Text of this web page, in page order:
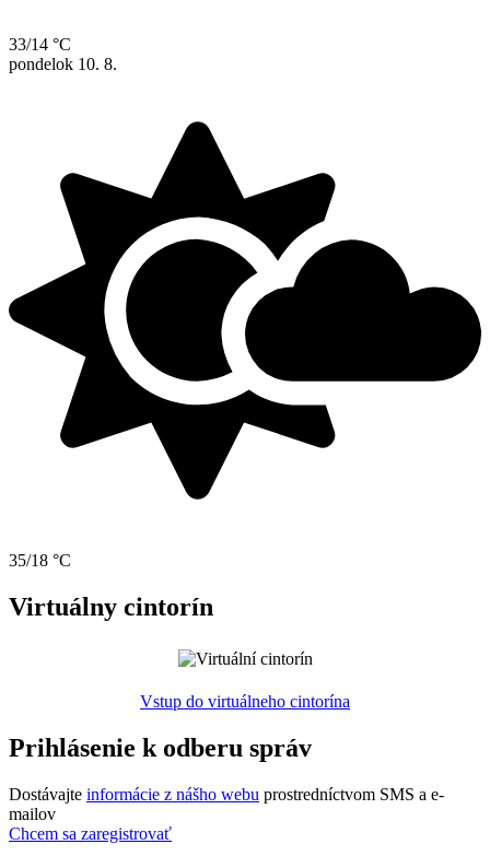
33/14 °C
pondelok 10. 8.
35/18 °C
Virtuálny cintorín
Vstup do virtuálneho cintorína
Prihlásenie k odberu správ
Dostávajte informácie z nášho webu prostredníctvom SMS a e-
mailov
Chcem sa zaregistrovať